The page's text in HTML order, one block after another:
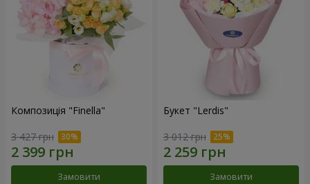
Композиція "Finella"
3 427 грн
Замовити
Букет "Lerdis"
3 012 грн
Замовити